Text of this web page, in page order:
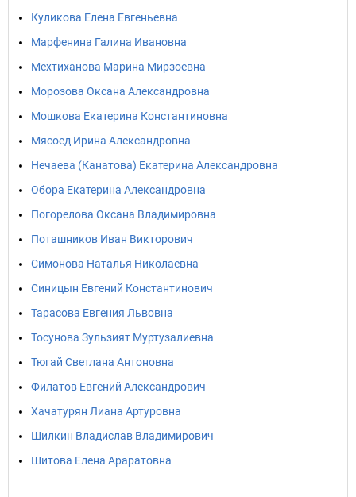
Куликова Елена Евгеньевна
Марфенина Галина Ивановна
Мехтиханова Марина Мирзоевна
Морозова Оксана Александровна
Мошкова Екатерина Константиновна
Мясоед Ирина Александровна
Нечаева (Канатова) Екатерина Александровна
Обора Екатерина Александровна
Погорелова Оксана Владимировна
Поташников Иван Викторович
Симонова Наталья Николаевна
Синицын Евгений Константинович
Тарасова Евгения Львовна
Тосунова Зульзият Муртузалиевна
Тюгай Светлана Антоновна
Филатов Евгений Александрович
Хачатурян Лиана Артуровна
Шилкин Владислав Владимирович
Шитова Елена Араратовна